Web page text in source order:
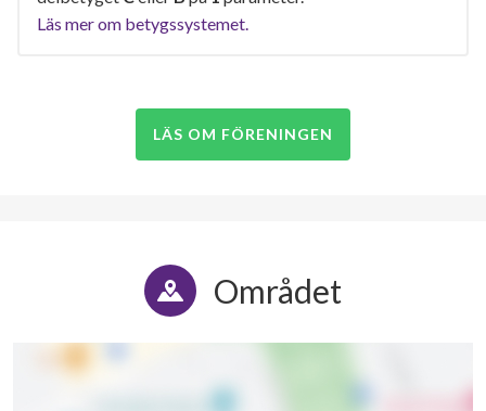
Läs mer om betygssystemet.
LÄS OM FÖRENINGEN
Området